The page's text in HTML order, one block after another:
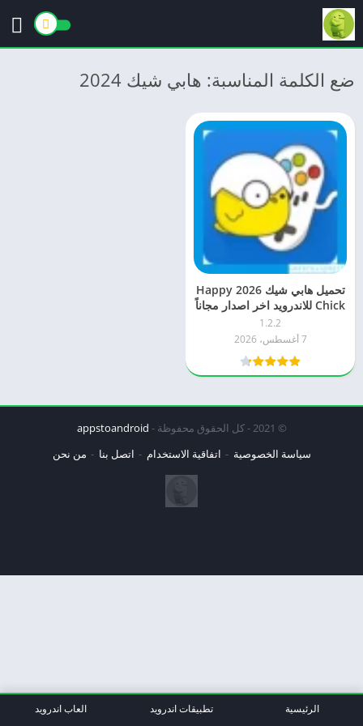
ضع الكلمة المناسبة: هابي شيك 2024
تحميل هابي شيك 2026 Happy
Chick للاندرويد اخر اصدار مجاناً
1.2.2
7 أغسطس، 2026
© 2021 - كل الحقوق محفوظة -
appstoandroid
سياسة الخصوصية
اتفاقية الاستخدام اتصل بنا من نحن
الرئيسية تطبيقات اندرويد العاب اندرويد